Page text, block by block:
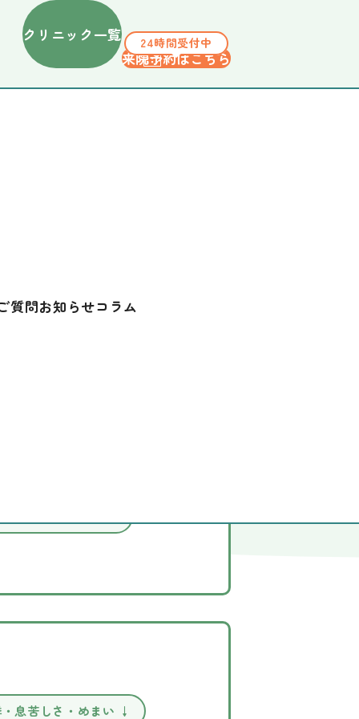
クリニック一覧 24時間受付中
来院予約はこちら
質問お知らせコラム
息苦しさ・めまい ↓